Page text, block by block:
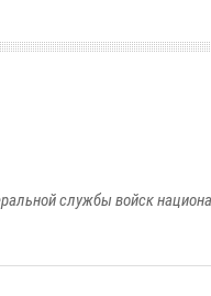
службы войск